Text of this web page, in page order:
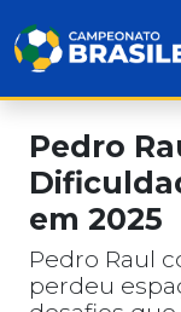
Pedro
em 2025
Pedro Raul
perdeu